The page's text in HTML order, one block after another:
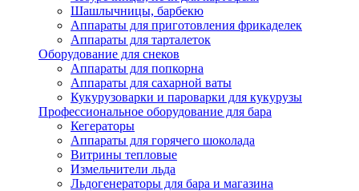
Шашлычницы, барбекю
Аппараты для приготовления фрикаделек
Аппараты для тарталеток
Оборудование для снеков
Аппараты для попкорна
Аппараты для сахарной ваты
Кукурузоварки и пароварки для кукурузы
Профессиональное оборудование для бара
Кегераторы
Аппараты для горячего шоколада
Витрины тепловые
Измельчители льда
Льдогенераторы для бара и магазина